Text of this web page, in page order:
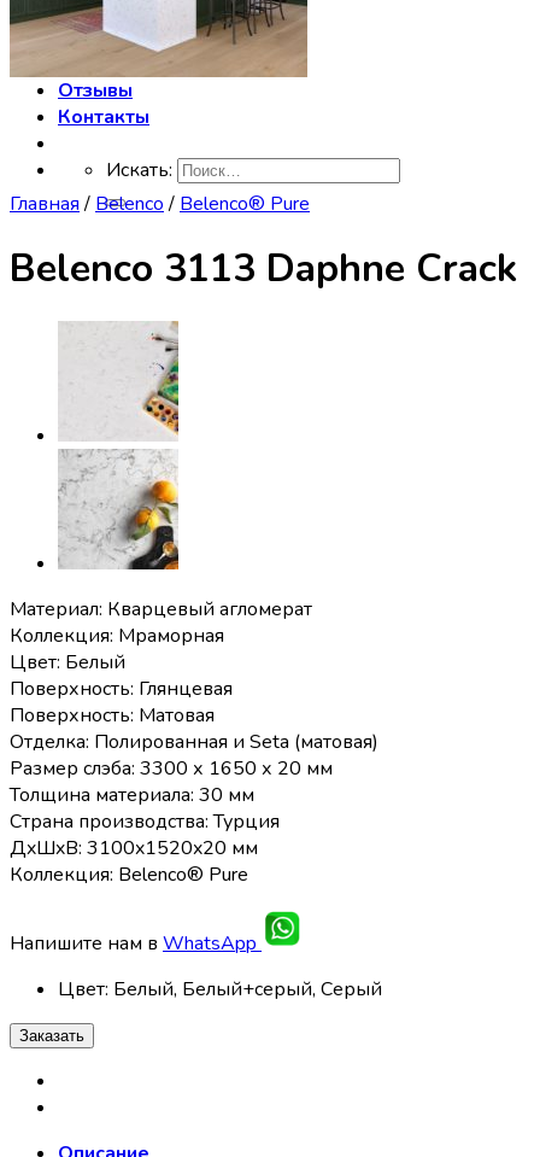
Производство
Сервис
Отзывы
Контакты
Искать:
Главная / Belenco / Belenco® Pure
Belenco 3113 Daphne Crack
Материал: Кварцевый агломерат
Коллекция: Мраморная
Цвет: Белый
Поверхность: Глянцевая
Поверхность: Матовая
Отделка: Полированная и Seta (матовая)
Размер слэба: 3300 х 1650 х 20 мм
Толщина материала: 30 мм
Страна производства: Турция
ДxШxВ: 3100x1520x20 мм
Коллекция: Belenco® Pure
Напишите нам в WhatsApp
Цвет: Белый, Белый+cерый, Серый
Заказать